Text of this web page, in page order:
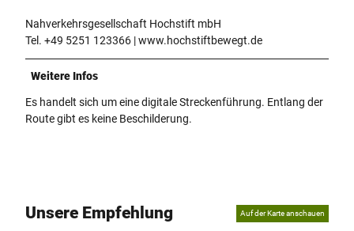
Nahverkehrsgesellschaft Hochstift mbH
Tel. +49 5251 123366 | www.hochstiftbewegt.de
Weitere Infos
Es handelt sich um eine digitale Streckenführung. Entlang der
Route gibt es keine Beschilderung.
Unsere Empfehlung Auf der Karte anschauen